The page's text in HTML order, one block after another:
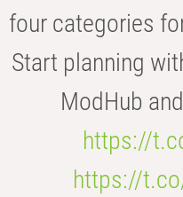
four categories
Start planning
ModHub
https://
https://